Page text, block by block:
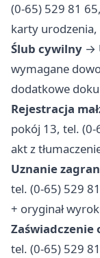
(0-65) 529 81
karty
Ślub cywilny →
wymagane
dodatkowe
Rejestracja
pokój 13, tel.
akt z
Uznanie
tel. (0-65) 529
+ oryginał
Zaświadczenie
tel. (0-65) 529